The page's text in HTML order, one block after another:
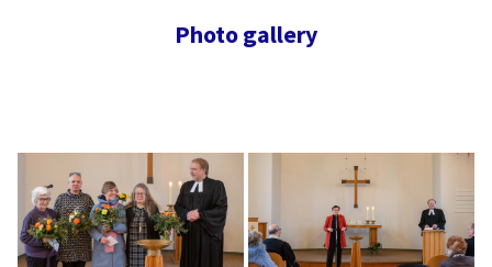
Photo gallery